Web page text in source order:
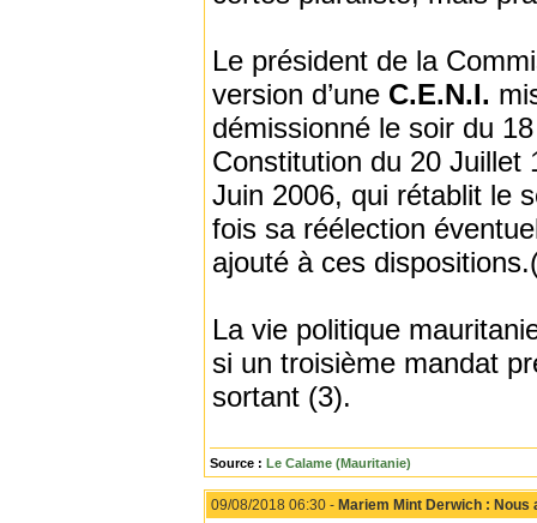
Le président de la
version d’une C.E.N.I.
démissionné le soir du
Constitution du 20 Juillet
Juin 2006, qui rétablit le
fois sa réélection
ajouté à ces
La vie politique
si un troisième mandat
sortant (3).
Source : Le Calame (Mauritanie)
09/08/2018 06:30 - Mariem Mint Derwich :